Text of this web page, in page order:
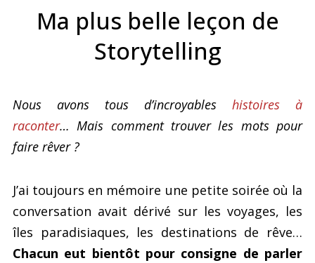
Ma plus belle leçon de
Storytelling
Nous avons tous d’incroyables histoires à
raconter… Mais comment trouver les mots pour
faire rêver ?
J’ai toujours en mémoire une petite soirée où la
conversation avait dérivé sur les voyages, les
îles paradisiaques, les destinations de rêve…
Chacun eut bientôt pour consigne de parler